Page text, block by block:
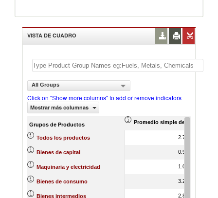
VISTA DE CUADRO
All Groups
Click on "Show more columns" to add or remove indicators
Mostrar más columnas
Grupos de Productos Promedio simple de aranceles
Todos los productos 2.70
Bienes de capital 0.94
Maquinaria y electricidad 1.00
Bienes de consumo 3.29
Bienes intermedios 2.82